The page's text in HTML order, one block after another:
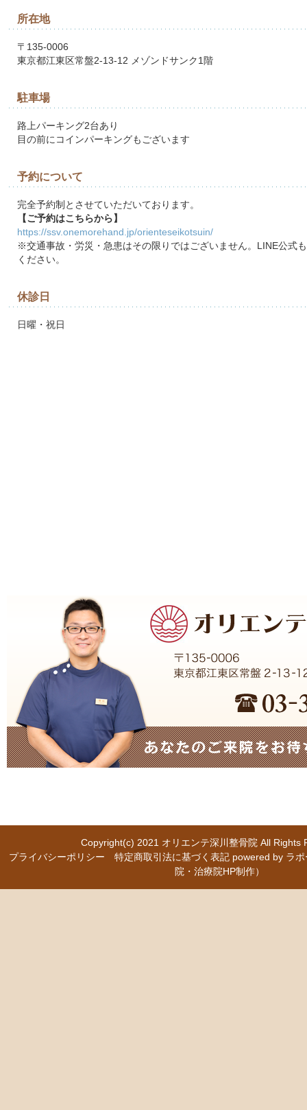
所在地
〒135-0006
東京都江東区常盤2-13-12 メゾンドサンク1階
駐車場
路上パーキング2台あり
目の前にコインパーキングもございます
予約について
完全予約制とさせていただいております。
【ご予約はこちらから】
https://ssv.onemorehand.jp/orienteseikotsuin/
※交通事故・労災・急患はその限りではございません。LINE公式
ください。
休診日
日曜・祝日
Copyright(c) 2021 オリエンテ深川整骨院 All
プライバシーポリシー
特定商取引法に基づく表記 powered by ラ
院・治療院HP制作）